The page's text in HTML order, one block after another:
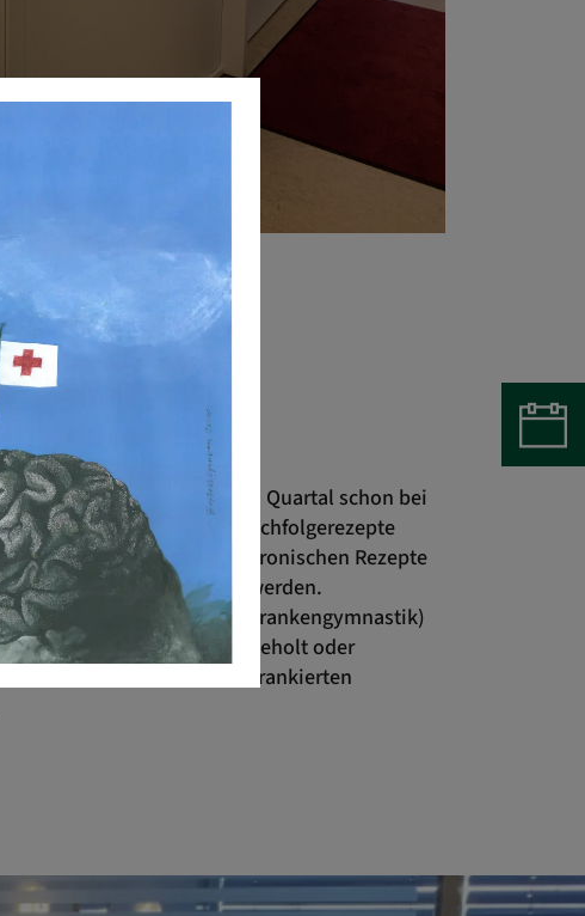
im laufenden Quartal schon bei
Sie elektronische Nachfolgerezepte
Wunsch können die elektronischen Rezepte
Apotheke versandt werden.
Heilmittel (beispielsweise Krankengymnastik)
telefonisch bestellt und abgeholt oder
sofern Sie uns einen frankierten